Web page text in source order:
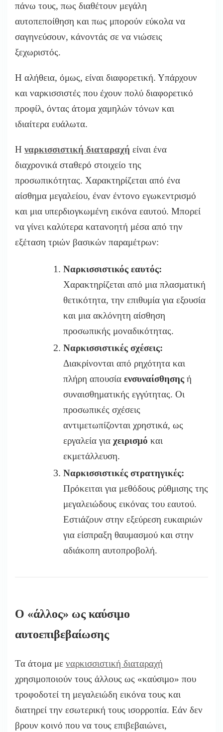
πάνω τους, πως διαθέτουν μεγάλη
αυτοπεποίθηση και πως μπορούν εύκολα να
σαγηνεύσουν, κάνοντάς σε να νιώσεις
ξεχωριστός.
Η αλήθεια, όμως, είναι διαφορετική. Υπάρχουν
και ναρκισσιστές που έχουν πολύ διαφορετικό
προφίλ, όντας άτομα χαμηλών τόνων και
ιδιαίτερα ευάλωτα.
Η ναρκισσιστική διαταραχή είναι ένα
διαχρονικά σταθερό στοιχείο της
προσωπικότητας. Χαρακτηρίζεται από ένα
αίσθημα μεγαλείου, έναν έντονο εγωκεντρισμό
και μια υπερδιογκωμένη εικόνα εαυτού. Μπορεί
να γίνει καλύτερα κατανοητή μέσα από την
εξέταση τριών βασικών παραμέτρων:
Ναρκισσιστικός εαυτός:
Χαρακτηρίζεται από μια πλασματική
θετικότητα, την επιθυμία για εξουσία
και μια ακλόνητη αίσθηση
προσωπικής μοναδικότητας.
Ναρκισσιστικές σχέσεις:
Διακρίνονται από ρηχότητα και
πλήρη απουσία ενσυναίσθησης ή
συναισθηματικής εγγύτητας. Οι
προσωπικές σχέσεις
αντιμετωπίζονται χρηστικά, ως
εργαλεία για χειρισμό και
εκμετάλλευση.
Ναρκισσιστικές στρατηγικές:
Πρόκειται για μεθόδους ρύθμισης της
μεγαλειώδους εικόνας του εαυτού.
Εστιάζουν στην εξεύρεση ευκαιριών
για είσπραξη θαυμασμού και στην
αδιάκοπη αυτοπροβολή.
Ο «άλλος» ως καύσιμο
αυτοεπιβεβαίωσης
Τα άτομα με ναρκισσιστική διαταραχή
χρησιμοποιούν τους άλλους ως «καύσιμο» που
τροφοδοτεί τη μεγαλειώδη εικόνα τους και
διατηρεί την εσωτερική τους ισορροπία. Εάν δεν
βρουν κοινό που να τους επιβεβαιώνει,